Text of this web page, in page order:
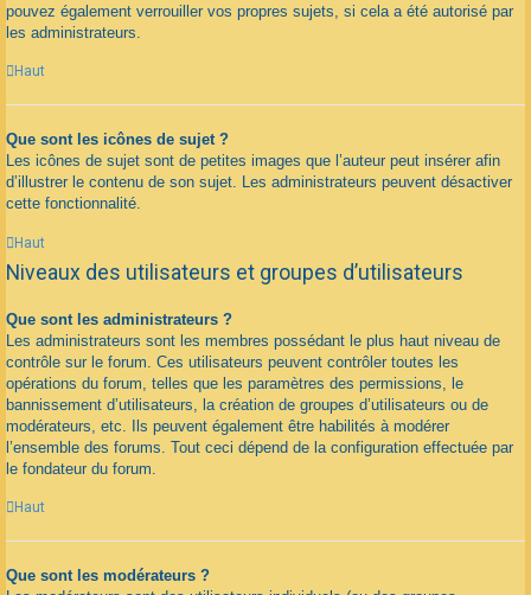
pouvez également verrouiller vos propres sujets, si cela a été autorisé par
les administrateurs.
Haut
Que sont les icônes de sujet ?
Les icônes de sujet sont de petites images que l’auteur peut insérer afin
d’illustrer le contenu de son sujet. Les administrateurs peuvent désactiver
cette fonctionnalité.
Haut
Niveaux des utilisateurs et groupes d’utilisateurs
Que sont les administrateurs ?
Les administrateurs sont les membres possédant le plus haut niveau de
contrôle sur le forum. Ces utilisateurs peuvent contrôler toutes les
opérations du forum, telles que les paramètres des permissions, le
bannissement d’utilisateurs, la création de groupes d’utilisateurs ou de
modérateurs, etc. Ils peuvent également être habilités à modérer
l’ensemble des forums. Tout ceci dépend de la configuration effectuée par
le fondateur du forum.
Haut
Que sont les modérateurs ?